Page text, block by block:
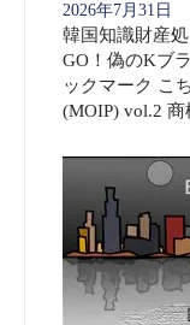
2026年7月31日
韓国知識財産
GO！偽のKブ
ックマーク こ
(MOIP) vol.2